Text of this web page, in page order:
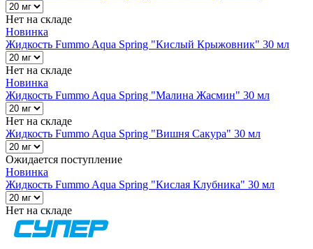
Нет на складе
Новинка
Жидкость Fummo Aqua Spring "Кислый Крыжовник" 30 мл
Нет на складе
Новинка
Жидкость Fummo Aqua Spring "Малина Жасмин" 30 мл
Нет на складе
Жидкость Fummo Aqua Spring "Вишня Сакура" 30 мл
Ожидается поступление
Новинка
Жидкость Fummo Aqua Spring "Кислая Клубника" 30 мл
Нет на складе